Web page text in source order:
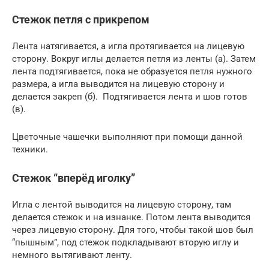
Стежок петля с прикрепом
Лента натягивается, а игла протягивается на лицевую
сторону. Вокруг иглы делается петля из ленты (а). Затем
лента подтягивается, пока не образуется петля нужного
размера, а игла выводится на лицевую сторону и
делается закреп (б). Подтягивается лента и шов готов
(в).
Цветочные чашечки выполняют при помощи данной
техники.
Стежок “вперёд иголку”
Игла с лентой выводится на лицевую сторону, там
делается стежок и на изнанке. Потом лента выводится
через лицевую сторону. Для того, чтобы такой шов был
“пышным”, под стежок подкладывают вторую иглу и
немного вытягивают ленту.